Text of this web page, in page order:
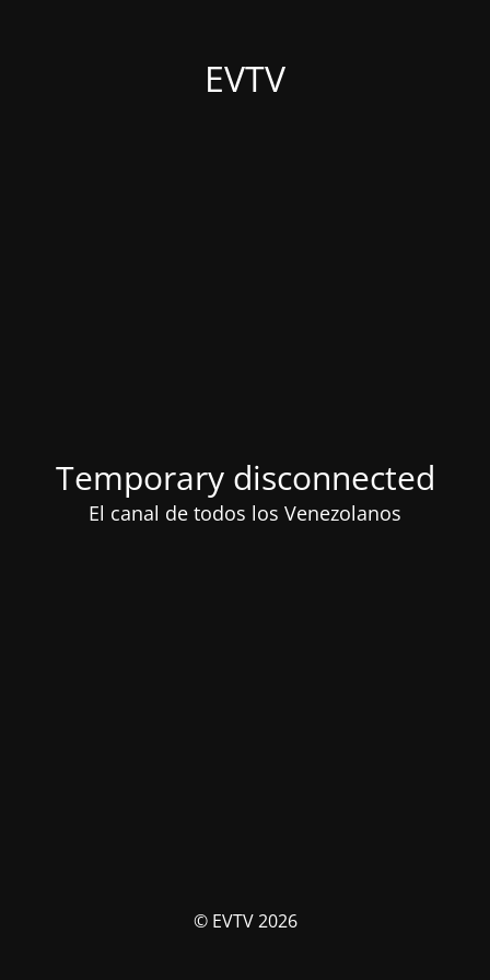
EVTV
Temporary disconnected
El canal de todos los Venezolanos
© EVTV 2026